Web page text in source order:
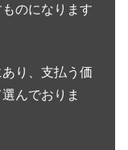
のになります
り、支払う価
んでおりま